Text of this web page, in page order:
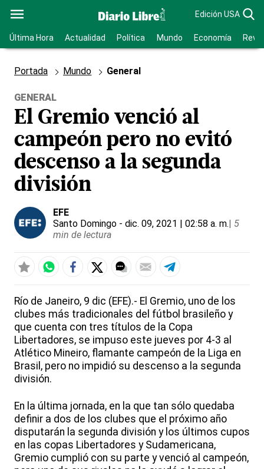
Edición USA
Última Hora Actualidad Política Mundo Economía
Portada Mundo General
GENERAL
El Gremio venció al
campeón pero no evitó
descenso a la segunda
división
EFE
Santo Domingo - dic. 09, 2021 | 02:58 a. m.| 5
min de lectura
Río de Janeiro, 9 dic (EFE).- El Gremio, uno de los
clubes más tradicionales del fútbol brasileño y
que cuenta con tres títulos de la Copa
Libertadores, se impuso este jueves por 4-3 al
Atlético Mineiro, flamante campeón de la Liga en
Brasil, pero no impidió su descenso a la segunda
división.
En la última jornada, en la que tan sólo quedaba
definir a dos de los clubes que el próximo año
disputarán la segunda división y los últimos cupos
en las copas Libertadores y Sudamericana,
Gremio cumplió con su parte y venció al campeón,